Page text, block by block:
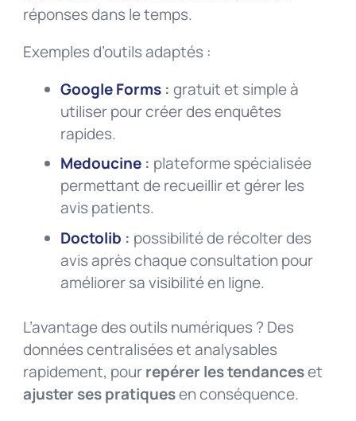
réponses dans le temps.
Exemples d’outils adaptés :
Google Forms : gratuit et simple à
utiliser pour créer des enquêtes
rapides.
Medoucine : plateforme spécialisée
permettant de recueillir et gérer les
avis patients.
Doctolib : possibilité de récolter des
avis après chaque consultation pour
améliorer sa visibilité en ligne.
L’avantage des outils numériques ? Des
données centralisées et analysables
rapidement, pourrepérer les tendanceset
ajuster ses pratiquesen conséquence.